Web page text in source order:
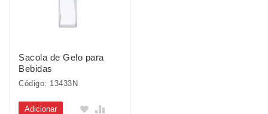
Sacola de Gelo para
Bebidas
Código: 13433N
Adicionar